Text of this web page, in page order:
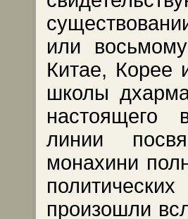
или
Китае, Корее
школы
настоящего
линии
монахини
произошли